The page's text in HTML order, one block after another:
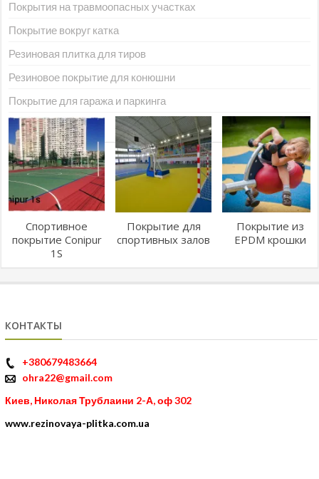
Покрытия на травмоопасных участках
Покрытие вокруг катка
Резиновая плитка для тиров
Резиновое покрытие для конюшни
Покрытие для гаража и паркинга
Спортивное
покрытие Conipur
1S
Покрытие для
спортивных залов
Покрытие из
EPDM крошки
КОНТАКТЫ
+380679483664
ohra22@gmail.com
Киев, Николая Трублаини 2-А, оф 302
www.rezinovaya-plitka.com.ua